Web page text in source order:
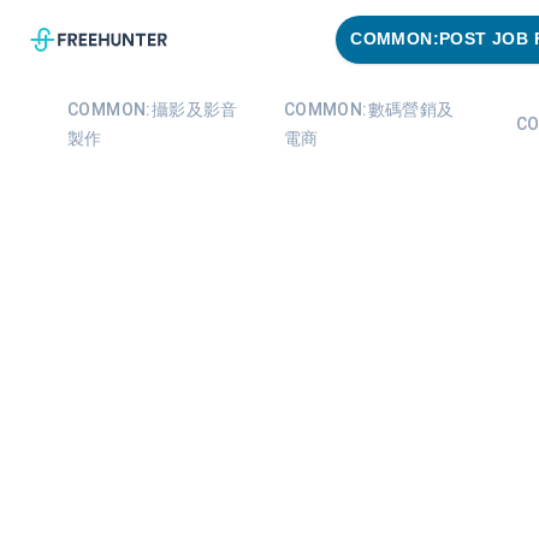
COMMON:POST JOB
COMMON:攝影及影音
製作
COMMON:數碼營銷及
電商